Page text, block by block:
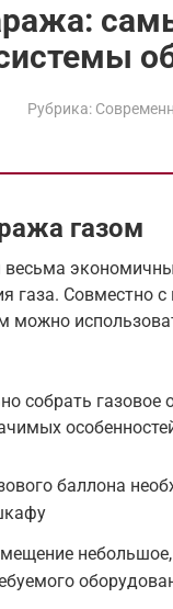
Рубрика:
газом
газа. Совместно
можно
собрать
баллона
небольшое,